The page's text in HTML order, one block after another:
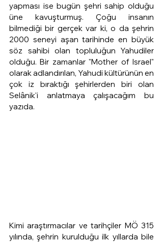
yapması ise bugün şehri sahip olduğu
üne kavuşturmuş. Çoğu insanın
bilmediği bir gerçek var ki, o da şehrin
2000 seneyi aşan tarihinde en büyük
söz sahibi olan topluluğun Yahudiler
olduğu. Bir zamanlar "Mother of Israel"
olarak adlandırılan, Yahudi kültürünün en
çok iz bıraktığı şehirlerden biri olan
Selânik'i anlatmaya çalışacağım bu
yazıda.
Kimi araştırmacılar ve tarihçiler MÖ 315
yılında, şehrin kurulduğu ilk yıllarda bile